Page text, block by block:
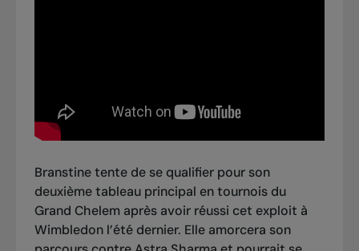
Branstine tente de se qualifier pour son
deuxième tableau principal en tournois du
Grand Chelem après avoir réussi cet exploit à
Wimbledon l’été dernier. Elle amorcera son